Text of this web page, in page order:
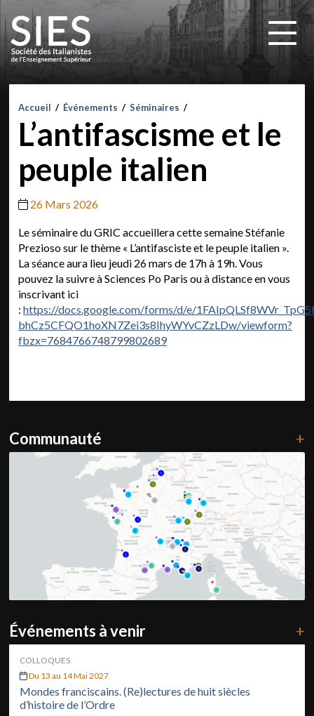
Accueil / Événements / Séminaires /
L’antifascisme et le
peuple italien
26 Mars 2026
Le séminaire du GRIC accueillera cette semaine Stéfanie
Prezioso sur le thème « L’antifasciste et le peuple italien ».
La séance aura lieu jeudi 26 mars de 17h à 19h. Vous
pouvez la suivre à Sciences Po Paris ou à distance en vous
inscrivant ici
:https://docs.google.com/forms/d/e/
bhCz5CFQO1hoXN7Zei3s8IhyWYvCZzLDw/viewform?
fbzx=7684766748799802689
Communauté +
Événements à venir +
COLLOQUES
Du 13 au 14 Mai 2027
Mondes franciscains. (Re)lectures de huit siècles
d’histoire de l’Ordre